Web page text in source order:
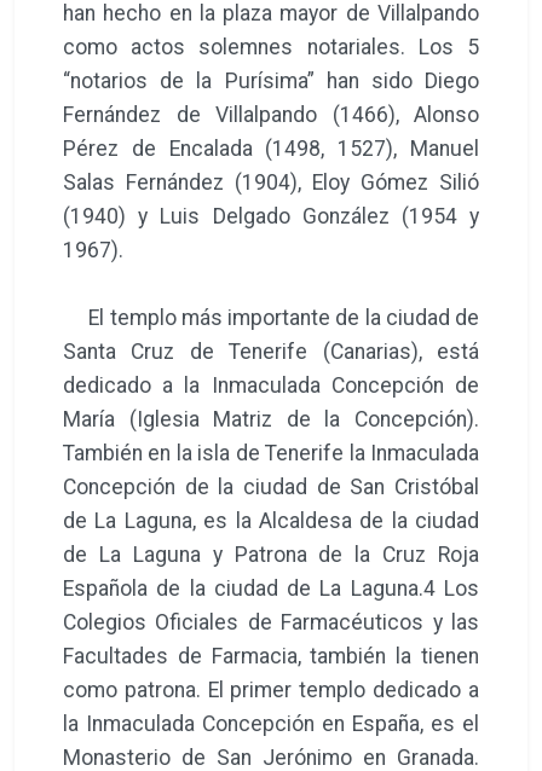
han hecho en la plaza mayor de Villalpando
como actos solemnes notariales. Los 5
“notarios de la Purísima” han sido Diego
Fernández de Villalpando (1466), Alonso
Pérez de Encalada (1498, 1527), Manuel
Salas Fernández (1904), Eloy Gómez Silió
(1940) y Luis Delgado González (1954 y
1967).
El templo más importante de la ciudad de
Santa Cruz de Tenerife (Canarias), está
dedicado a la Inmaculada Concepción de
María (Iglesia Matriz de la Concepción).
También en la isla de Tenerife la Inmaculada
Concepción de la ciudad de San Cristóbal
de La Laguna, es la Alcaldesa de la ciudad
de La Laguna y Patrona de la Cruz Roja
Española de la ciudad de La Laguna.4 Los
Colegios Oficiales de Farmacéuticos y las
Facultades de Farmacia, también la tienen
como patrona. El primer templo dedicado a
la Inmaculada Concepción en España, es el
Monasterio de San Jerónimo en Granada.